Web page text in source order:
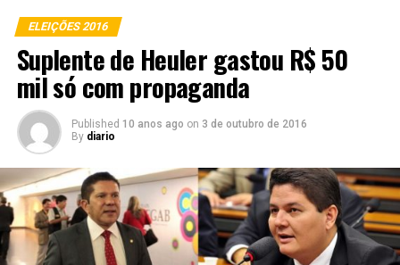
ELEIÇÕES 2016
Suplente de Heuler gastou R$ 50
mil só com propaganda
Published 10 anos ago on 3 de outubro de 2016
By diario